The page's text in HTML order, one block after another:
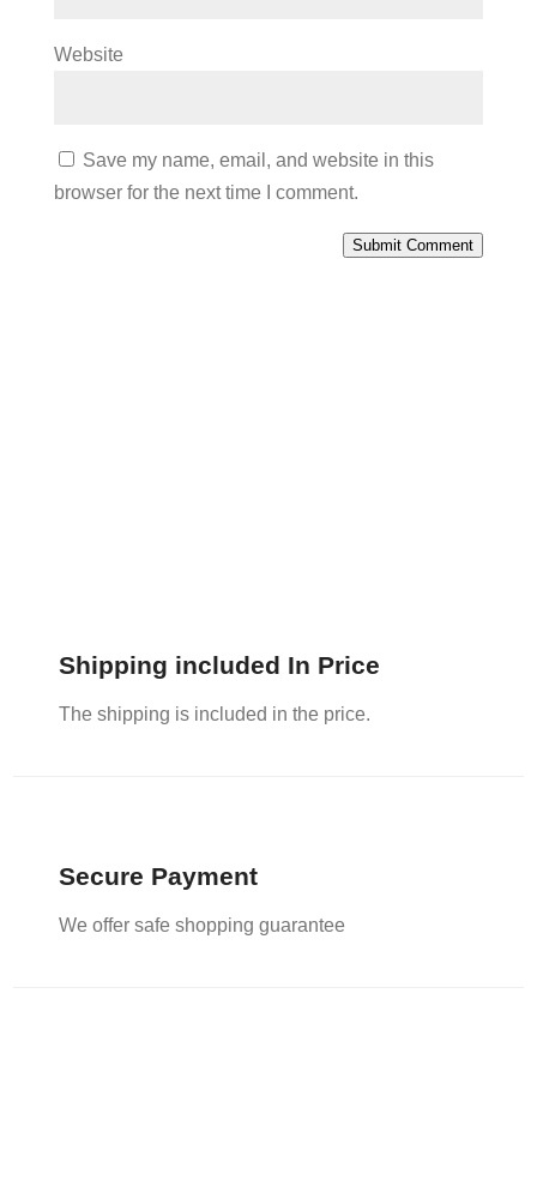
Website
Save my name, email, and website in this
browser for the next time I comment.
Submit Comment
Shipping included In Price
The shipping is included in the price.
Secure Payment
We offer safe shopping guarantee